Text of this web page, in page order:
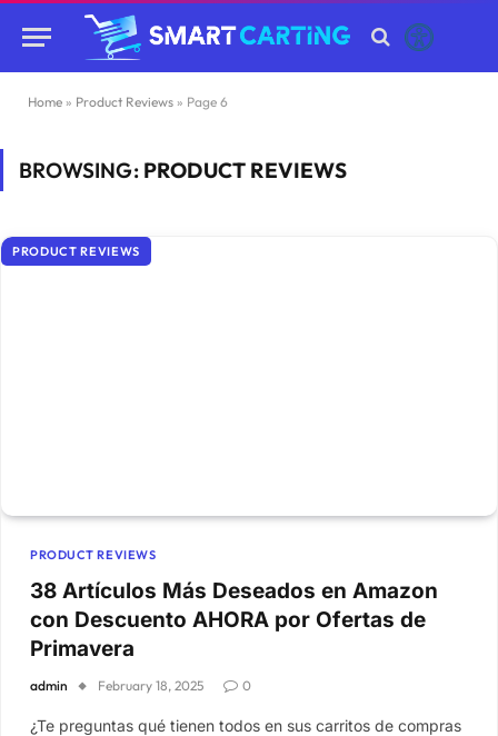
Home » Product Reviews » Page 6
BROWSING: PRODUCT REVIEWS
PRODUCT REVIEWS
PRODUCT REVIEWS
38 Artículos Más Deseados en Amazon
con Descuento AHORA por Ofertas de
Primavera
admin February 18, 2025 0
¿Te preguntas qué tienen todos en sus carritos de compras